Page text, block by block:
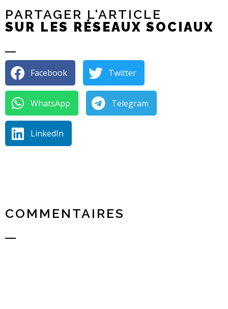
PARTAGER L'ARTICLE
SUR LES RÉSEAUX SOCIAUX
Facebook Twitter
WhatsApp Telegram
LinkedIn
COMMENTAIRES